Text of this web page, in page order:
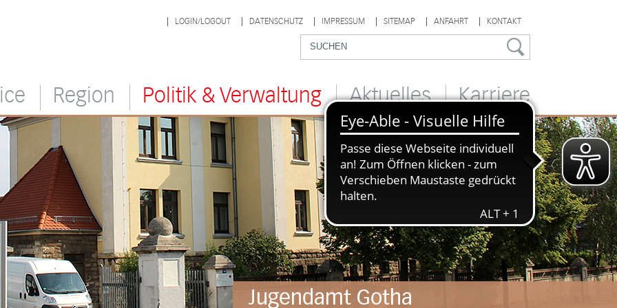
KONTAKT
ANFAHRT
SITEMAP
IMPRESSUM
DATENSCHUTZ
LOGIN/LOGOUT
Region Politik & Verwaltung Aktuelles Karriere